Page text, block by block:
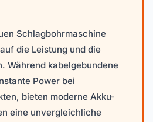
Schlagbohrmaschine
die Leistung und die
Während kabelgebundene
Power bei
bieten moderne Akku-
eine unvergleichliche